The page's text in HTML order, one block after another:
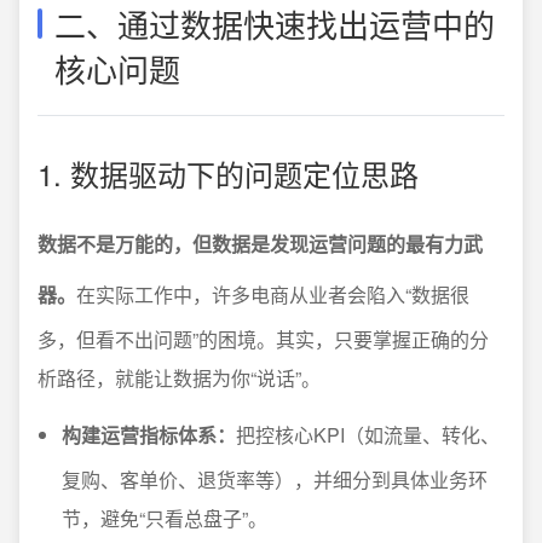
二、通过数据快速找出运营中的
核心问题
1. 数据驱动下的问题定位思路
数据不是万能的，但数据是发现运营问题的最有力武
器。 在实际工作中，许多电商从业者会陷入“数据很
多，但看不出问题”的困境。其实，只要掌握正确的分
析路径，就能让数据为你“说话”。
构建运营指标体系： 把控核心KPI（如流量、转化、
复购、客单价、退货率等），并细分到具体业务环
节，避免“只看总盘子”。